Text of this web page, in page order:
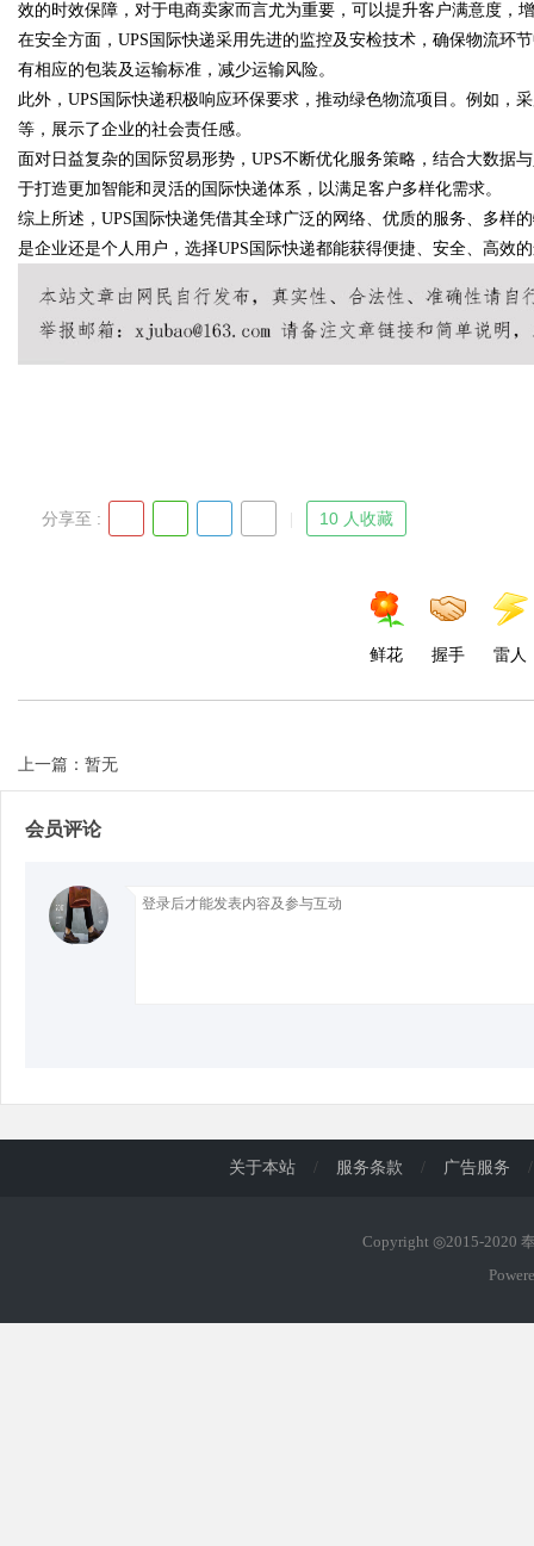
!
d
效的时效保障，对于电商卖家而言尤为重要，可以提升客户满意度，
在安全方面，UPS国际快递采用先进的监控及安检技术，确保物流环
有相应的包装及运输标准，减少运输风险。
此外，UPS国际快递积极响应环保要求，推动绿色物流项目。例如，
等，展示了企业的社会责任感。
面对日益复杂的国际贸易形势，UPS不断优化服务策略，结合大数据
于打造更加智能和灵活的国际快递体系，以满足客户多样化需求。
综上所述，UPS国际快递凭借其全球广泛的网络、优质的服务、多样
是企业还是个人用户，选择UPS国际快递都能获得便捷、安全、高效
分享至 : 10 人收藏
鲜花 握手 雷人
上一篇：暂无
会员评论
关于本站 / 服务条款 / 广告服务 /
Copyright ◎2015-2020